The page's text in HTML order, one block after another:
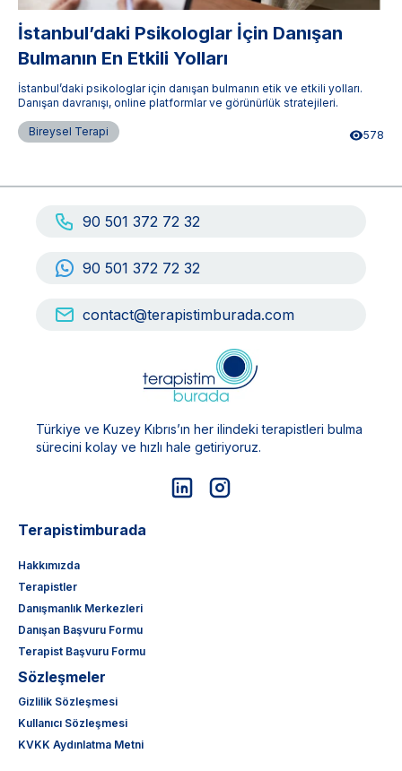
İstanbul’daki Psikologlar İçin Danışan
Bulmanın En Etkili Yolları
İstanbul’daki psikologlar için danışan bulmanın etik ve etkili yolları.
Danışan davranışı, online platformlar ve görünürlük stratejileri.
Bireysel Terapi 578
90 501 372 72 32
90 501 372 72 32
contact@terapistimburada.com
Türkiye ve Kuzey Kıbrıs’ın her ilindeki terapistleri bulma
sürecini kolay ve hızlı hale getiriyoruz.
Terapistimburada
Hakkımızda
Terapistler
Danışmanlık Merkezleri
Danışan Başvuru Formu
Terapist Başvuru Formu
Sözleşmeler
Gizlilik Sözleşmesi
Kullanıcı Sözleşmesi
KVKK Aydınlatma Metni